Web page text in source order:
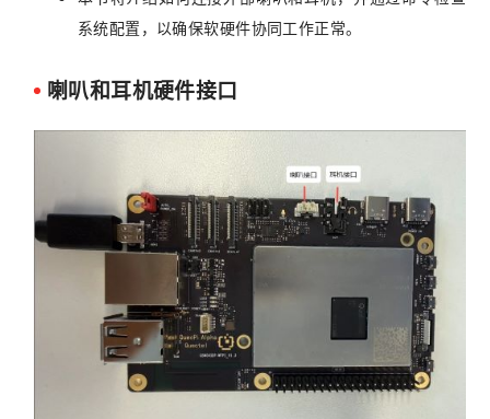
系统配置，以确保软硬件协同工作正常。
喇叭和耳机硬件接口